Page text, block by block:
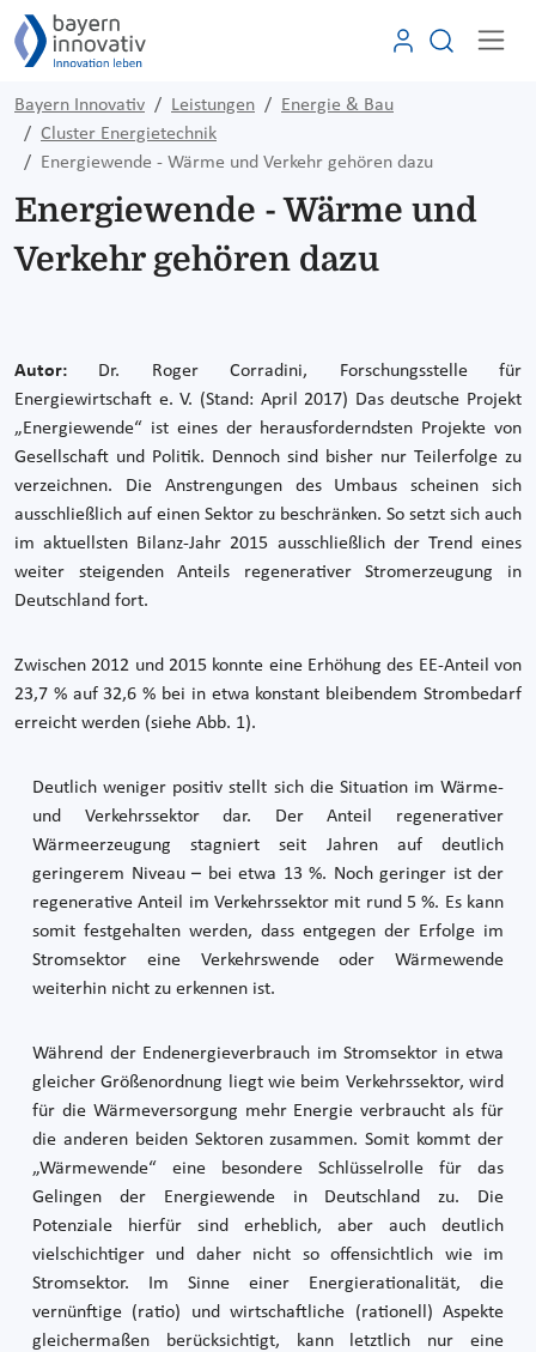
Bayern Innovativ Leistungen
Energie & Bau
Cluster Energietechnik
Energiewende - Wärme und Verkehr gehören dazu
Energiewende - Wärme und
Verkehr gehören dazu
Autor: Dr. Roger Corradini, Forschungsstelle für
Energiewirtschaft e. V. (Stand: April 2017) Das deutsche Projekt
„Energiewende“ ist eines der herausforderndsten Projekte von
Gesellschaft und Politik. Dennoch sind bisher nur Teilerfolge zu
verzeichnen. Die Anstrengungen des Umbaus scheinen sich
ausschließlich auf einen Sektor zu beschränken. So setzt sich auch
im aktuellsten Bilanz-Jahr 2015 ausschließlich der Trend eines
weiter steigenden Anteils regenerativer Stromerzeugung in
Deutschland fort.
Zwischen 2012 und 2015 konnte eine Erhöhung des EE-Anteil von
23,7 % auf 32,6 % bei in etwa konstant bleibendem Strombedarf
erreicht werden (siehe Abb. 1).
Deutlich weniger positiv stellt sich die Situation im Wärme-
und Verkehrssektor dar. Der Anteil regenerativer
Wärmeerzeugung stagniert seit Jahren auf deutlich
geringerem Niveau – bei etwa 13 %. Noch geringer ist der
regenerative Anteil im Verkehrssektor mit rund 5 %. Es kann
somit festgehalten werden, dass entgegen der Erfolge im
Stromsektor eine Verkehrswende oder Wärmewende
weiterhin nicht zu erkennen ist.
Während der Endenergieverbrauch im Stromsektor in etwa
gleicher Größenordnung liegt wie beim Verkehrssektor, wird
für die Wärmeversorgung mehr Energie verbraucht als für
die anderen beiden Sektoren zusammen. Somit kommt der
„Wärmewende“ eine besondere Schlüsselrolle für das
Gelingen der Energiewende in Deutschland zu. Die
Potenziale hierfür sind erheblich, aber auch deutlich
vielschichtiger und daher nicht so offensichtlich wie im
Stromsektor. Im Sinne einer Energierationalität, die
vernünftige (ratio) und wirtschaftliche (rationell) Aspekte
gleichermaßen berücksichtigt, kann letztlich nur eine